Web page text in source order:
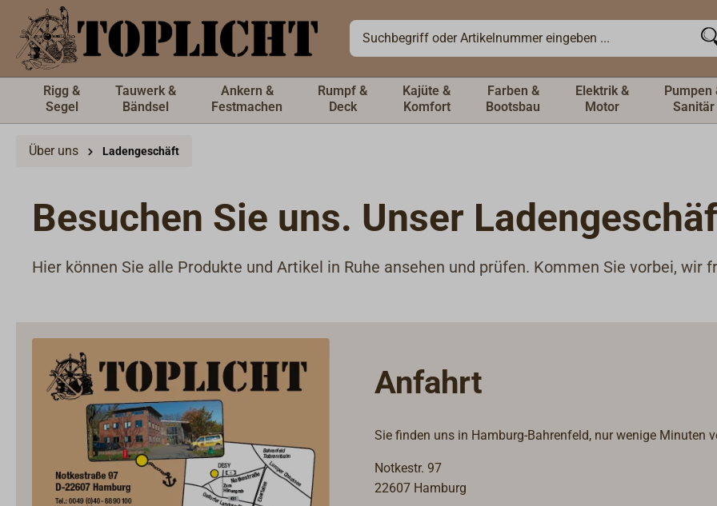
springen
Rigg &
Segel
Tauwerk &
Bändsel
Ankern &
Festmachen
Rumpf &
Deck
Kajüte &
Komfort
Farben &
Bootsbau
Elektrik &
Motor
Pumpen
Sanitär
Über uns Ladengeschäft
Besuchen Sie uns. Unser
Hier können Sie alle Produkte und Artikel in Ruhe ansehen und prüfen. Kommen Sie vorbei, wir
Anfahrt
Sie finden uns in Hamburg-Bahrenfeld, nur wenige Minuten
Notkestr. 97
22607 Hamburg